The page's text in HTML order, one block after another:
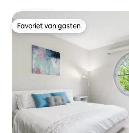
Favoriet van gasten
Favoriet van gasten